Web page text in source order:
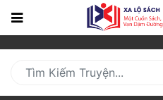
Trang
Mới